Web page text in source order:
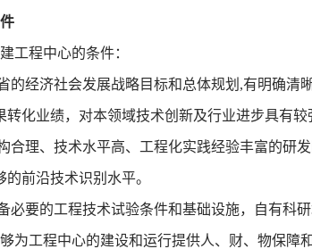
工程中心的条件：
的经济社会发展战略目标和总体规划,有明确清
化业绩，对本领域技术创新及行业进步具有较
合理、技术水平高、工程化实践经验丰富的研
前沿技术识别水平。
必要的工程技术试验条件和基础设施，自有科
为工程中心的建设和运行提供人、财、物保障